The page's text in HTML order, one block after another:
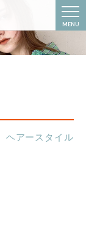
MENU
ヘアースタイル